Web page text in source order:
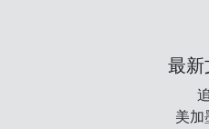
最新
美加